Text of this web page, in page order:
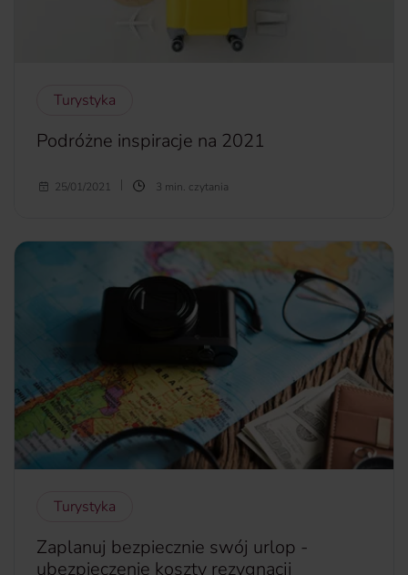
Turystyka
Podróżne inspiracje na 2021
Wakacje 2021 to trudny temat do przewidzenia, ale
przygaśnie, jeśli duża populacja ludzi będzie już
zaszczepiona, jeśli podróżować będzie łatwiej, to gdzie się
więcej...
25/01/2021 3 min. czytania
Turystyka
Zaplanuj bezpiecznie swój urlop -
ubezpieczenie koszty rezygnacji